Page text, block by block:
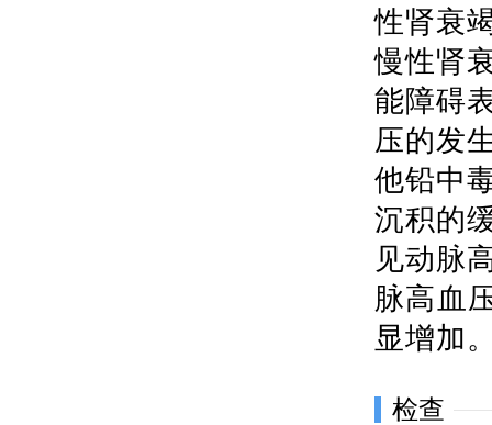
性肾衰
慢性肾
能障碍
压的发
他铅中
沉积的
见动脉
脉高血
显增加
检查